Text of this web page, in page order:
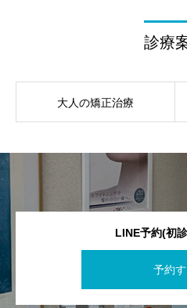
診療
大人の矯正治療
LINE予約(初
予約